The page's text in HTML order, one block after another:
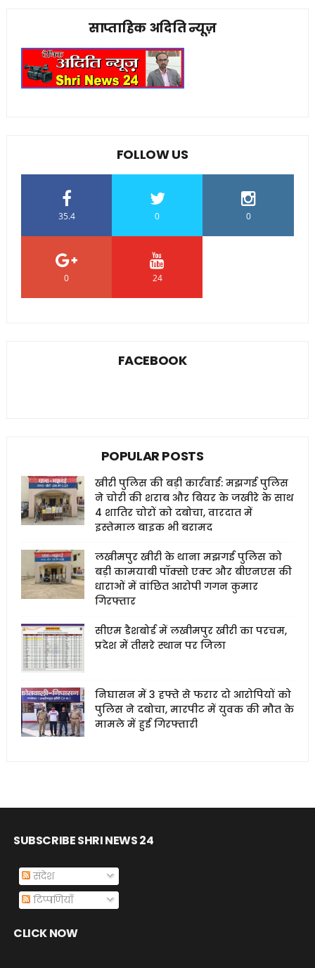
साप्ताहिक अदिति न्यूज़
FOLLOW US
35.4 0 0
0 24
FACEBOOK
POPULAR POSTS
खीरी पुलिस की बड़ी कार्रवाई: मझगई पुलिस
ने चोरी की शराब और बियर के जखीरे के साथ
4 शातिर चोरों को दबोचा, वारदात में
इस्तेमाल बाइक भी बरामद
लखीमपुर खीरी के थाना मझगई पुलिस को
बड़ी कामयाबी पॉक्सो एक्ट और बीएनएस की
धाराओं में वांछित आरोपी गगन कुमार
गिरफ्तार
सीएम डैशबोर्ड में लखीमपुर खीरी का परचम,
प्रदेश में तीसरे स्थान पर जिला
निघासन में 3 हफ्ते से फरार दो आरोपियों को
पुलिस ने दबोचा, मारपीट में युवक की मौत के
मामले में हुई गिरफ्तारी
SUBSCRIBE SHRI NEWS 24
संदेश
टिप्पणियाँ
CLICK NOW